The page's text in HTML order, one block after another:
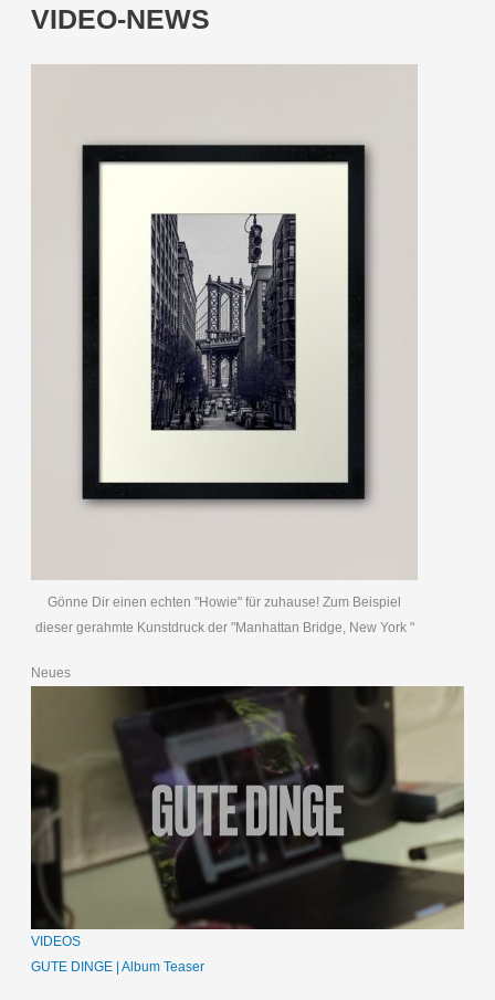
VIDEO-NEWS
Gönne Dir einen echten "Howie" für zuhause! Zum Beispiel
dieser gerahmte Kunstdruck der "Manhattan Bridge, New York "
Neues
VIDEOS
GUTE DINGE | Album Teaser